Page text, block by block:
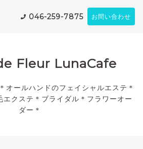
046-259-7875 お問い合わせ
Fleur LunaCafe
オールハンドのフェイシャルエステ＊
エクステ＊ブライダル＊フラワーオー
ダー＊